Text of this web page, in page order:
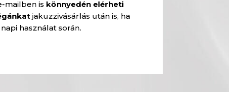
mailben is könnyedén elérheti
jakuzzivásárlás után is, ha
használat során.